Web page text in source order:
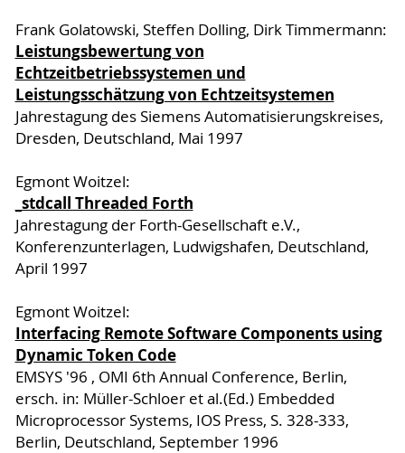
Frank Golatowski, Steffen Dolling, Dirk Timmermann:
Leistungsbewertung von
Echtzeitbetriebssystemen und
Leistungsschätzung von Echtzeitsystemen
Jahrestagung des Siemens Automatisierungskreises,
Dresden, Deutschland, Mai 1997
Egmont Woitzel:
_stdcall Threaded Forth
Jahrestagung der Forth-Gesellschaft e.V.,
Konferenzunterlagen, Ludwigshafen, Deutschland,
April 1997
Egmont Woitzel:
Interfacing Remote Software Components using
Dynamic Token Code
EMSYS '96 , OMI 6th Annual Conference, Berlin,
ersch. in: Müller-Schloer et al.(Ed.) Embedded
Microprocessor Systems, IOS Press, S. 328-333,
Berlin, Deutschland, September 1996